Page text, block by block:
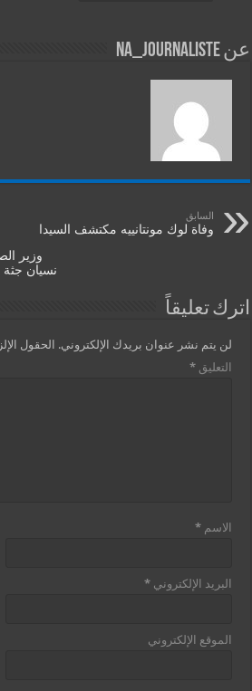
عن na_journaliste
السابق
وفاة لوك مونتانييه مكتشف السيدا
وزير
نسيان
اترك تعليقاً
لن يتم نشر عنوان بريدك الإلكتروني. الحقول
التعليق*
الاسم*
البريد الإلكتروني*
الموقع الإلكتروني